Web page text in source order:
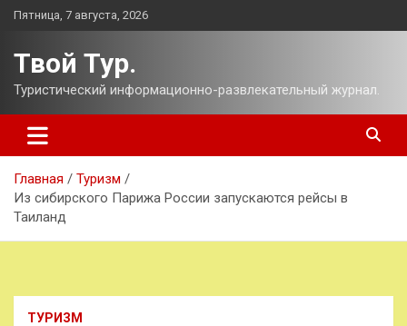
Перейти
Пятница, 7 августа, 2026
Твой Тур.
Туристический информационно-развлекательный журнал.
Главная
Туризм
Из сибирского Парижа России запускаются рейсы в
Таиланд
ТУРИЗМ